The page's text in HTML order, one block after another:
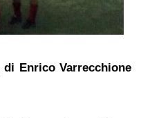
di Enrico Varrecchione